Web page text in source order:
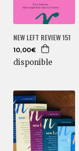
NEW LEFT REVIEW 151
10,00€
disponible